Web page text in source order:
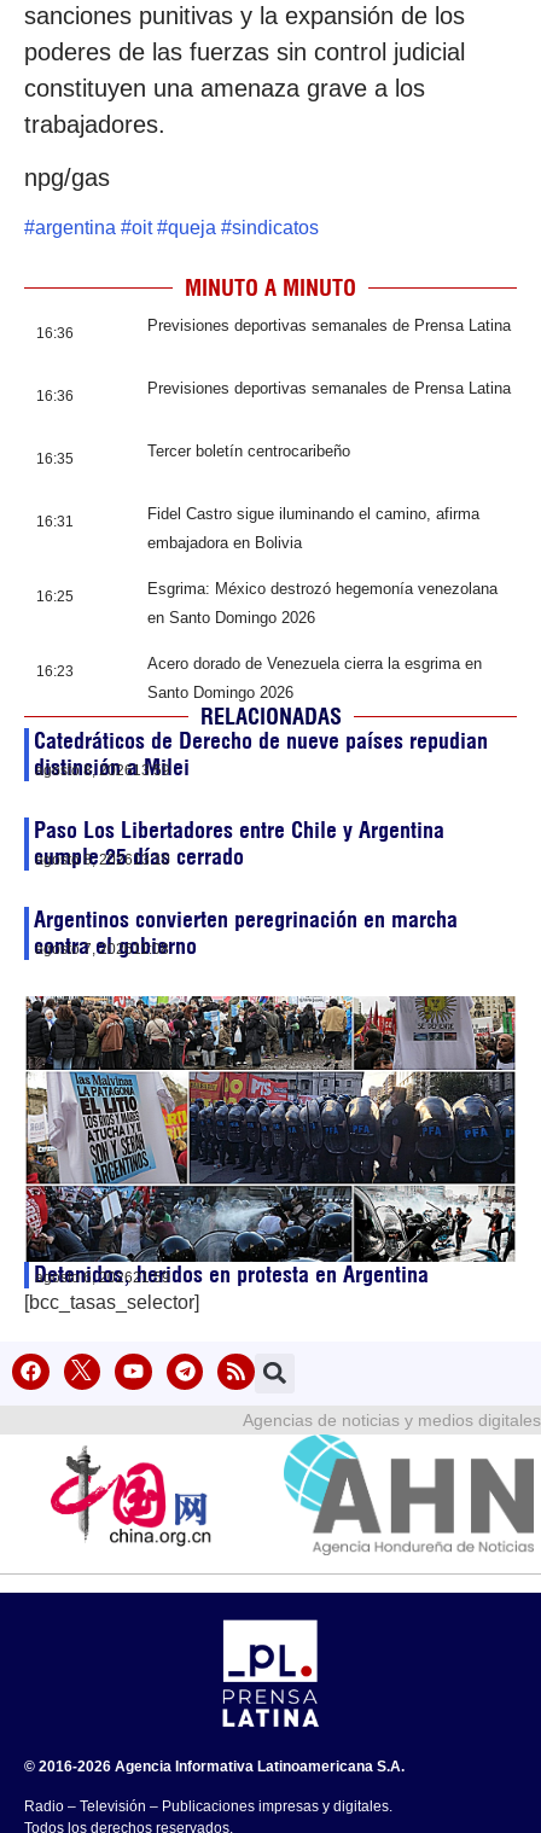
sanciones punitivas y la expansión de los
poderes de las fuerzas sin control judicial
constituyen una amenaza grave a los
trabajadores.
npg/gas
#argentina #oit#queja #sindicatos
MINUTO A MINUTO
16:36 Previsiones deportivas semanales de Prensa Latina
16:36 Previsiones deportivas semanales de Prensa Latina
16:35 Tercer boletín centrocaribeño
16:31
Fidel Castro sigue iluminando el camino, afirma
embajadora en Bolivia
16:25
Esgrima: México destrozó hegemonía venezolana
en Santo Domingo 2026
16:23
Acero dorado de Venezuela cierra la esgrima en
Santo Domingo 2026
RELACIONADAS
Catedráticos de Derecho de nueve países repudian
distinción a Milei
agosto 8, 202613:59
Paso Los Libertadores entre Chile y Argentina
cumple 25 días cerrado
agosto 8, 202613:10
Argentinos convierten peregrinación en marcha
contra el gobierno
agosto 7, 202611:08
Detenidos, heridos en protesta en Argentina
agosto 6, 202621:59
[bcc_tasas_selector]
Agencias de noticias y medios digitales
© 2016-2026 Agencia Informativa Latinoamericana S.A.
Radio – Televisión – Publicaciones impresas y digitales.
Todos los derechos reservados.